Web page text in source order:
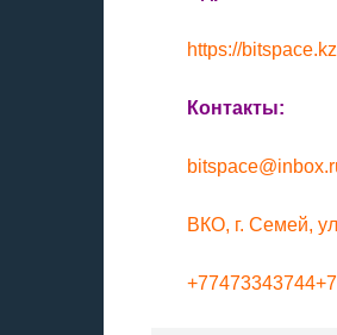
https://
Контакты:
ВКО, г. Семей,